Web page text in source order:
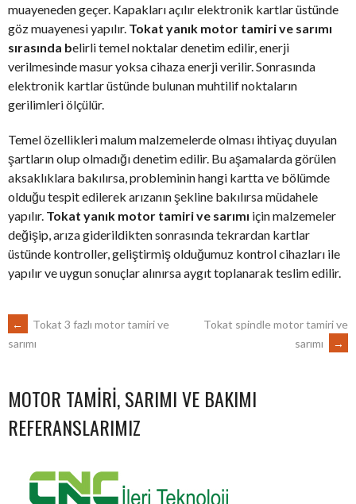
muayeneden geçer. Kapakları açılır elektronik kartlar üstünde
göz muayenesi yapılır. Tokat yanık motor tamiri ve sarımı
sırasında belirli temel noktalar denetim edilir, enerji
verilmesinde masur yoksa cihaza enerji verilir. Sonrasında
elektronik kartlar üstünde bulunan muhtilif noktaların
gerilimleri ölçülür.
Temel özellikleri malum malzemelerde olması ihtiyaç duyulan
şartların olup olmadığı denetim edilir. Bu aşamalarda görülen
aksaklıklara bakılırsa, probleminin hangi kartta ve bölümde
olduğu tespit edilerek arızanın şekline bakılırsa müdahele
yapılır. Tokat yanık motor tamiri ve sarımı için malzemeler
değişip, arıza giderildikten sonrasında tekrardan kartlar
üstünde kontroller, geliştirmiş olduğumuz kontrol cihazları ile
yapılır ve uygun sonuçlar alınırsa aygıt toplanarak teslim edilir.
POST
NAVIGATION
←
Tokat 3 fazlı motor tamiri ve
sarımı
Tokat spindle motor tamiri ve
sarımı
→
MOTOR TAMIRI, SARIMI VE BAKIMI
REFERANSLARIMIZ